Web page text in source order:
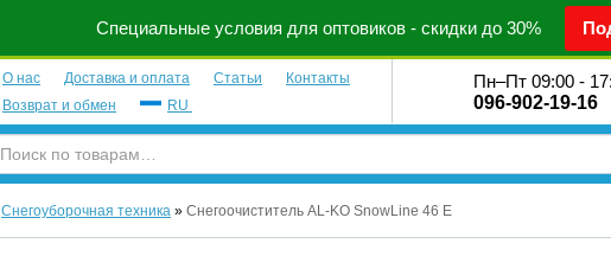
Специальные условия для оптовиков - скидки до 30%
О нас Доставка и оплата Статьи
Контакты
Возврат и обмен
RU
Пн–Пт 09:00 -
096-902-19-16
Снегоуборочная техника » Снегоочиститель AL-KO SnowLine 46 E